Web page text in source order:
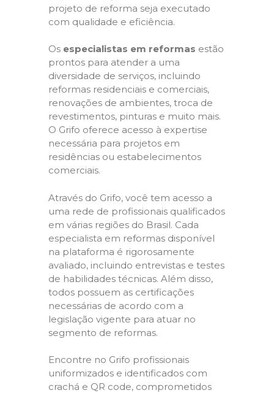
projeto de reforma seja executado
com qualidade e eficiência.
Os especialistas em reformas estão
prontos para atender a uma
diversidade de serviços, incluindo
reformas residenciais e comerciais,
renovações de ambientes, troca de
revestimentos, pinturas e muito mais.
O Grifo oferece acesso à expertise
necessária para projetos em
residências ou estabelecimentos
comerciais.
Através do Grifo, você tem acesso a
uma rede de profissionais qualificados
em várias regiões do Brasil. Cada
especialista em reformas disponível
na plataforma é rigorosamente
avaliado, incluindo entrevistas e testes
de habilidades técnicas. Além disso,
todos possuem as certificações
necessárias de acordo com a
legislação vigente para atuar no
segmento de reformas.
Encontre no Grifo profissionais
uniformizados e identificados com
crachá e QR code, comprometidos